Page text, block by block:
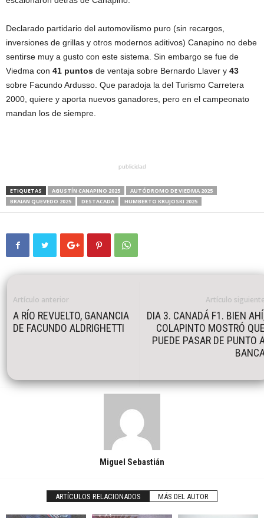
Declarado partidario del automovilismo puro (sin recargos,
inversiones de grillas y otros modernos aditivos) Canapino no debe
sentirse muy a gusto con este sistema. Sin embargo se fue de
Viedma con 41 puntos de ventaja sobre Bernardo Llaver y 43
sobre Facundo Ardusso. Que paradoja la del Turismo Carretera
2000, quiere y aporta nuevos ganadores, pero en el campeonato
mandan los de siempre.
publicidad
ETIQUETAS AGUSTÍN CANAPINO 2025
AUTÓDROMO DE VIEDMA 2025
BRAIAN QUEVEDO 2025
DESTACADA HUMBERTO KRUJOSKI 2025
Artículo anterior
A RÍO REVUELTO, GANANCIA
DE FACUNDO ALDRIGHETTI
Artículo
DIA 3. CANADÁ F1. BIEN
COLAPINTO MOSTRÓ
PUEDE PASAR DE PUNTO
Miguel Sebastián
ARTÍCULOS RELACIONADOS MÁS DEL AUTOR